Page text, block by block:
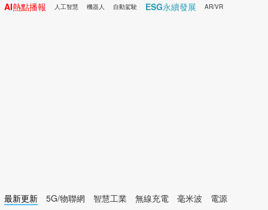
AI熱點播報 人工智慧 機器人 自動駕駛 ESG永續發展 AR/VR
最新更新 5G/物聯網 智慧工業 無線充電 毫米波
電源